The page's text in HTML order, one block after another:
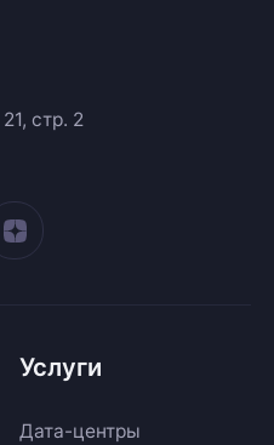
стр. 2
Услуги
Дата-центры